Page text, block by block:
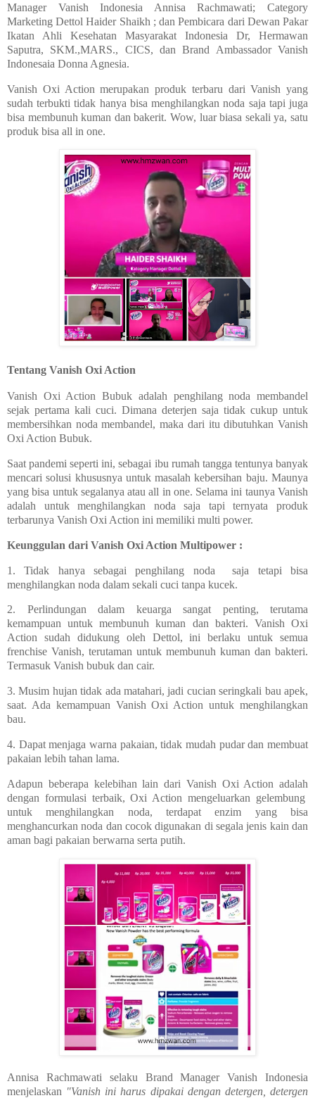
Manager Vanish Indonesia Annisa Rachmawati; Category
Marketing Dettol Haider Shaikh ; dan Pembicara dari Dewan Pakar
Ikatan Ahli Kesehatan Masyarakat Indonesia Dr, Hermawan
Saputra, SKM.,MARS., CICS, dan Brand Ambassador Vanish
Indonesaia Donna Agnesia.
Vanish Oxi Action merupakan produk terbaru dari Vanish yang
sudah terbukti tidak hanya bisa menghilangkan noda saja tapi juga
bisa membunuh kuman dan bakerit. Wow, luar biasa sekali ya, satu
produk bisa all in one.
Tentang Vanish Oxi Action
Vanish Oxi Action Bubuk adalah penghilang noda membandel
sejak pertama kali cuci. Dimana deterjen saja tidak cukup untuk
membersihkan noda membandel, maka dari itu dibutuhkan Vanish
Oxi Action Bubuk.
Saat pandemi seperti ini, sebagai ibu rumah tangga tentunya banyak
mencari solusi khususnya untuk masalah kebersihan baju. Maunya
yang bisa untuk segalanya atau all in one. Selama ini taunya Vanish
adalah untuk menghilangkan noda saja tapi ternyata produk
terbarunya Vanish Oxi Action ini memiliki multi power.
Keunggulan dari Vanish Oxi Action Multipower :
1. Tidak hanya sebagai penghilang noda saja tetapi bisa
menghilangkan noda dalam sekali cuci tanpa kucek.
2. Perlindungan dalam keuarga sangat penting, terutama
kemampuan untuk membunuh kuman dan bakteri. Vanish Oxi
Action sudah didukung oleh Dettol, ini berlaku untuk semua
frenchise Vanish, terutaman untuk membunuh kuman dan bakteri.
Termasuk Vanish bubuk dan cair.
3. Musim hujan tidak ada matahari, jadi cucian seringkali bau apek,
saat. Ada kemampuan Vanish Oxi Action untuk menghilangkan
bau.
4. Dapat menjaga warna pakaian, tidak mudah pudar dan membuat
pakaian lebih tahan lama.
Adapun beberapa kelebihan lain dari Vanish Oxi Action adalah
dengan formulasi terbaik, Oxi Action mengeluarkan gelembung
untuk menghilangkan noda, terdapat enzim yang bisa
menghancurkan noda dan cocok digunakan di segala jenis kain dan
aman bagi pakaian berwarna serta putih.
Annisa Rachmawati selaku Brand Manager Vanish Indonesia
menjelaskan "Vanish ini harus dipakai dengan detergen, detergen